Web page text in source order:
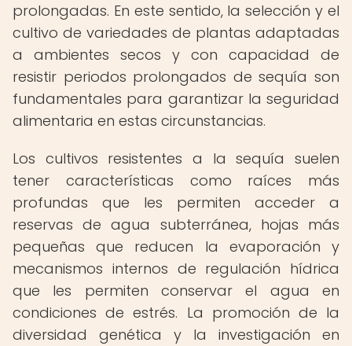
prolongadas. En este sentido, la selección y el
cultivo de variedades de plantas adaptadas
a ambientes secos y con capacidad de
resistir periodos prolongados de sequía son
fundamentales para garantizar la seguridad
alimentaria en estas circunstancias.
Los cultivos resistentes a la sequía suelen
tener características como raíces más
profundas que les permiten acceder a
reservas de agua subterránea, hojas más
pequeñas que reducen la evaporación y
mecanismos internos de regulación hídrica
que les permiten conservar el agua en
condiciones de estrés. La promoción de la
diversidad genética y la investigación en